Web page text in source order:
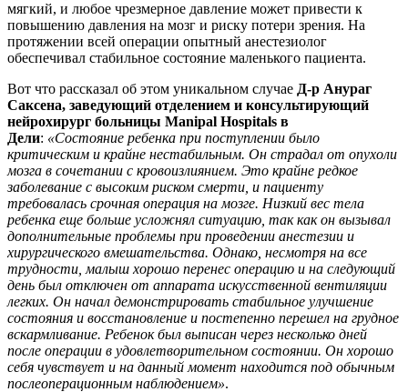
мягкий, и любое чрезмерное давление может привести к
повышению давления на мозг и риску потери зрения. На
протяжении всей операции опытный анестезиолог
обеспечивал стабильное состояние маленького пациента.
Вот что рассказал об этом уникальном случае Д-р Анураг
Саксена, заведующий отделением и консультирующий
нейрохирург больницы Manipal Hospitals в
Дели: «Состояние ребенка при поступлении было
критическим и крайне нестабильным. Он страдал от опухоли
мозга в сочетании с кровоизлиянием. Это крайне редкое
заболевание с высоким риском смерти, и пациенту
требовалась срочная операция на мозге. Низкий вес тела
ребенка еще больше усложнял ситуацию, так как он вызывал
дополнительные проблемы при проведении анестезии и
хирургического вмешательства. Однако, несмотря на все
трудности, малыш хорошо перенес операцию и на следующий
день был отключен от аппарата искусственной вентиляции
легких. Он начал демонстрировать стабильное улучшение
состояния и восстановление и постепенно перешел на грудное
вскармливание. Ребенок был выписан через несколько дней
после операции в удовлетворительном состоянии. Он хорошо
себя чувствует и на данный момент находится под обычным
послеоперационным наблюдением».